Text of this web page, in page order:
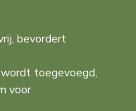
bevordert
toegevoegd,
voor